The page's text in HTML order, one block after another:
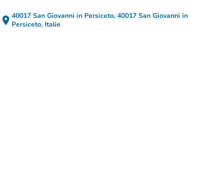
place 40017 San Giovanni in Persiceto, 40017 San Giovanni in
Persiceto, Italie